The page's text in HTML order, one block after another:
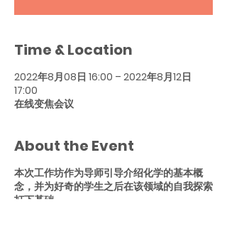
Time & Location
2022年8月08日 16:00 – 2022年8月12日
17:00
在线变焦会议
About the Event
本次工作坊作为导师引导介绍化学的基本概
念，并为好奇的学生之后在该领域的自我探索
打下基础。